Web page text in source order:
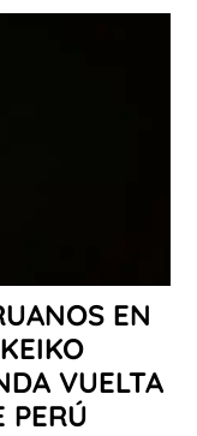
EN
VUELTA
PERÚ